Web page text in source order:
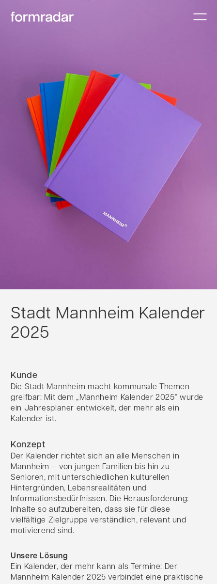
Stadt Mannheim Kalender
2025
Kunde
Die Stadt Mannheim macht kommunale Themen
greifbar: Mit dem „Mannheim Kalender 2025“ wurde
ein Jahresplaner entwickelt, der mehr als ein
Kalender ist.
Konzept
Der Kalender richtet sich an alle Menschen in
Mannheim – von jungen Familien bis hin zu
Senioren, mit unterschiedlichen kulturellen
Hintergründen, Lebensrealitäten und
Informationsbedürfnissen. Die Herausforderung:
Inhalte so aufzubereiten, dass sie für diese
vielfältige Zielgruppe verständlich, relevant und
motivierend sind.
Unsere Lösung
Ein Kalender, der mehr kann als Termine: Der
Mannheim Kalender 2025 verbindet eine praktische